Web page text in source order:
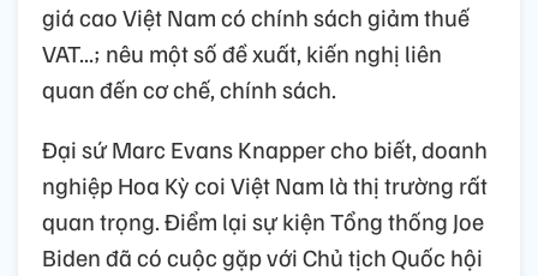
giá cao Việt Nam có chính sách giảm thuế
VAT...; nêu một số đề xuất, kiến nghị liên
quan đến cơ chế, chính sách.
Đại sứ Marc Evans Knapper cho biết, doanh
nghiệp Hoa Kỳ coi Việt Nam là thị trường rất
quan trọng. Điểm lại sự kiện Tổng thống Joe
Biden đã có cuộc gặp với Chủ tịch Quốc hội